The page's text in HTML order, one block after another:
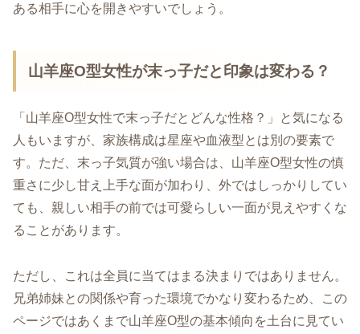
ある相手に心を開きやすいでしょう。
山羊座O型女性が末っ子だと印象は変わる？
「山羊座O型女性で末っ子だとどんな性格？」と気になる
人もいますが、家族構成は星座や血液型とは別の要素で
す。ただ、末っ子気質が強い場合は、山羊座O型女性の慎
重さに少し甘え上手な面が加わり、外ではしっかりしてい
ても、親しい相手の前では可愛らしい一面が見えやすくな
ることがあります。
ただし、これは全員に当てはまる決まりではありません。
兄弟姉妹との関係や育った環境でかなり変わるため、この
ページではあくまで山羊座O型の基本傾向を土台に見てい